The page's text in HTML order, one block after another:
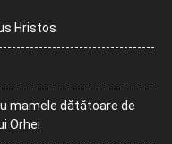
Hristos
mamele dătătoare de
Orhei